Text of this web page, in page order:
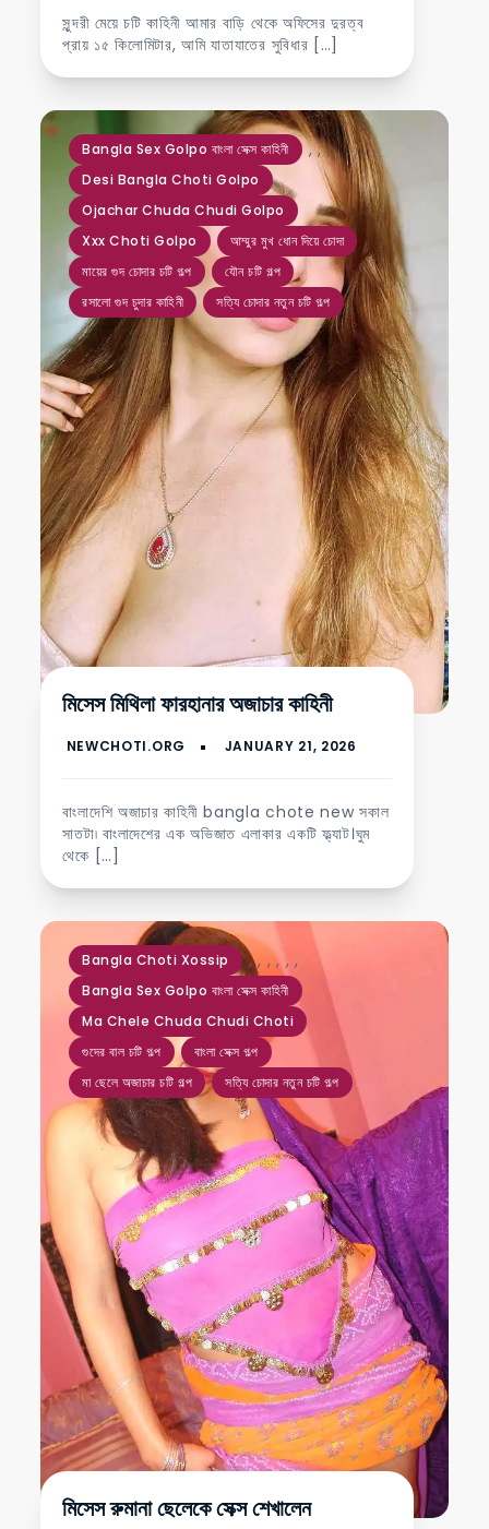
সুন্দরী মেয়ে চটি কাহিনী আমার বাড়ি থেকে অফিসের দুরত্ব
প্রায় ১৫ কিলোমিটার, আমি যাতাযাতের সুবিধার […]
Bangla Sex Golpo বাংলা সেক্স কাহিনী ,
Desi Bangla Choti Golpo
,
Ojachar Chuda Chudi Golpo
,
Xxx Choti Golpo
,
আম্মুর মুখ ধোন দিয়ে চোদা
,
মায়ের গুদ চোদার চটি গল্প
,
যৌন চটি গল্প
,
রসালো গুদ চুদার কাহিনী
,
সত্যি চোদার নতুন চটি গল্প
মিসেস মিথিলা ফারহানার অজাচার কাহিনী
বাংলাদেশি অজাচার কাহিনী bangla chote new সকাল
সাতটা৷ বাংলাদেশের এক অভিজাত এলাকার একটি ফ্ল্যাট।ঘুম
থেকে […]
Bangla Choti Xossip ,
Bangla Sex Golpo বাংলা সেক্স কাহিনী
,
Ma Chele Chuda Chudi Choti
,
গুদের বাল চটি গল্প
,
বাংলা সেক্স গল্প
,
মা ছেলে অজাচার চটি গল্প
,
সত্যি চোদার নতুন চটি গল্প
মিসেস রুমানা ছেলেকে সেক্স শেখালেন